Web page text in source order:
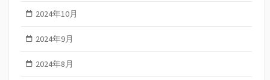
2024年10月
2024年9月
2024年8月